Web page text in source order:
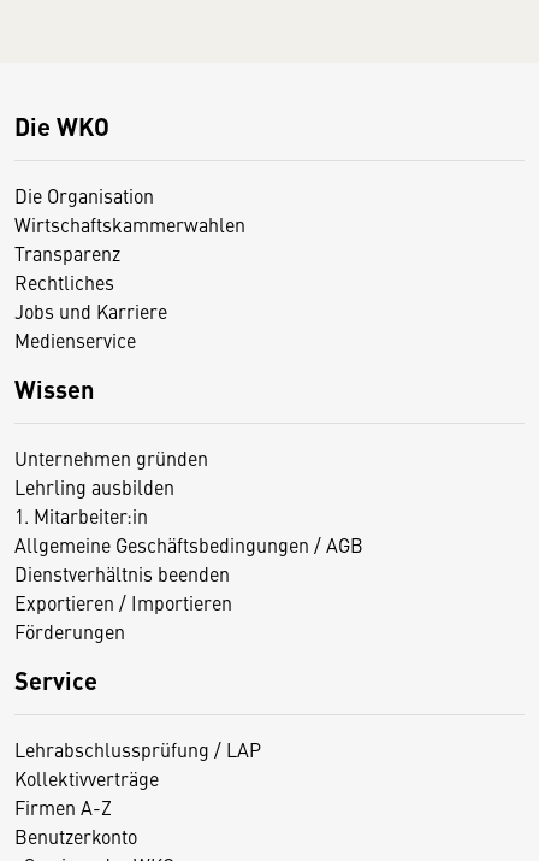
Die WKO
Die Organisation
Wirtschaftskammerwahlen
Transparenz
Rechtliches
Jobs und Karriere
Medienservice
Wissen
Unternehmen gründen
Lehrling ausbilden
1. Mitarbeiter:in
Allgemeine Geschäftsbedingungen / AGB
Dienstverhältnis beenden
Exportieren / Importieren
Förderungen
Service
Lehrabschlussprüfung / LAP
Kollektivverträge
Firmen A-Z
Benutzerkonto